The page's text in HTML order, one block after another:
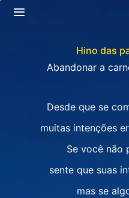
Hino das
Abandonar a
Desde que se
muitas intenções
Se você não
sente que suas
mas se